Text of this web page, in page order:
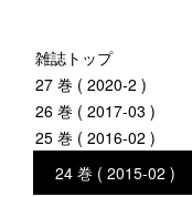
雑誌トップ
27 巻 ( 2020-2 )
26 巻 ( 2017-03 )
25 巻 ( 2016-02 )
24 巻 ( 2015-02 )